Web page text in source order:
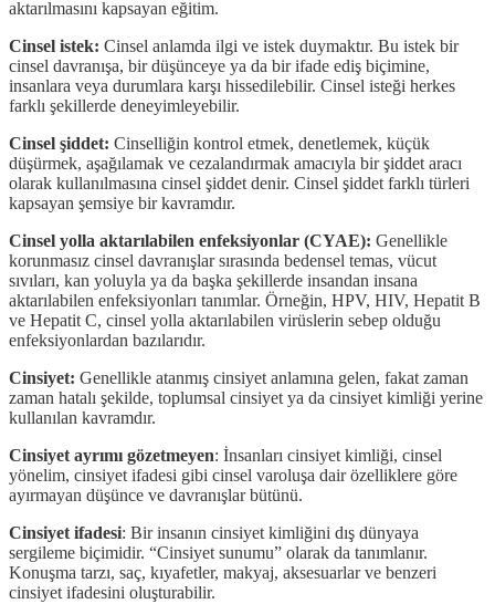
aktarılmasını kapsayan eğitim.
Cinsel istek: Cinsel anlamda ilgi ve istek duymaktır. Bu istek bir
cinsel davranışa, bir düşünceye ya da bir ifade ediş biçimine,
insanlara veya durumlara karşı hissedilebilir. Cinsel isteği herkes
farklı şekillerde deneyimleyebilir.
Cinsel şiddet: Cinselliğin kontrol etmek, denetlemek, küçük
düşürmek, aşağılamak ve cezalandırmak amacıyla bir şiddet aracı
olarak kullanılmasına cinsel şiddet denir. Cinsel şiddet farklı türleri
kapsayan şemsiye bir kavramdır.
Cinsel yolla aktarılabilen enfeksiyonlar (CYAE): Genellikle
korunmasız cinsel davranışlar sırasında bedensel temas, vücut
sıvıları, kan yoluyla ya da başka şekillerde insandan insana
aktarılabilen enfeksiyonları tanımlar. Örneğin, HPV, HIV, Hepatit B
ve Hepatit C, cinsel yolla aktarılabilen virüslerin sebep olduğu
enfeksiyonlardan bazılarıdır.
Cinsiyet: Genellikle atanmış cinsiyet anlamına gelen, fakat zaman
zaman hatalı şekilde, toplumsal cinsiyet ya da cinsiyet kimliği yerine
kullanılan kavramdır.
Cinsiyet ayrımı gözetmeyen: İnsanları cinsiyet kimliği, cinsel
yönelim, cinsiyet ifadesi gibi cinsel varoluşa dair özelliklere göre
ayırmayan düşünce ve davranışlar bütünü.
Cinsiyet ifadesi: Bir insanın cinsiyet kimliğini dış dünyaya
sergileme biçimidir. “Cinsiyet sunumu” olarak da tanımlanır.
Konuşma tarzı, saç, kıyafetler, makyaj, aksesuarlar ve benzeri
cinsiyet ifadesini oluşturabilir.